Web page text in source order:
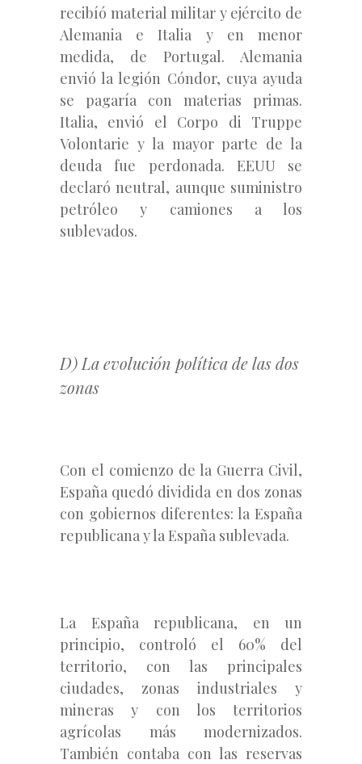
recibíó material militar y ejército de
Alemania e Italia y en menor
medida, de Portugal. Alemania
envió la legión Cóndor, cuya ayuda
se pagaría con materias primas.
Italia, envió el Corpo di Truppe
Volontarie y la mayor parte de la
deuda fue perdonada. EEUU se
declaró neutral, aunque suministro
petróleo y camiones a los
sublevados.
D) La evolución política de las dos
zonas
Con el comienzo de la Guerra Civil,
España quedó dividida en dos zonas
con gobiernos diferentes: la España
republicana y la España sublevada.
La España republicana, en un
principio, controló el 60% del
territorio, con las principales
ciudades, zonas industriales y
mineras y con los territorios
agrícolas más modernizados.
También contaba con las reservas